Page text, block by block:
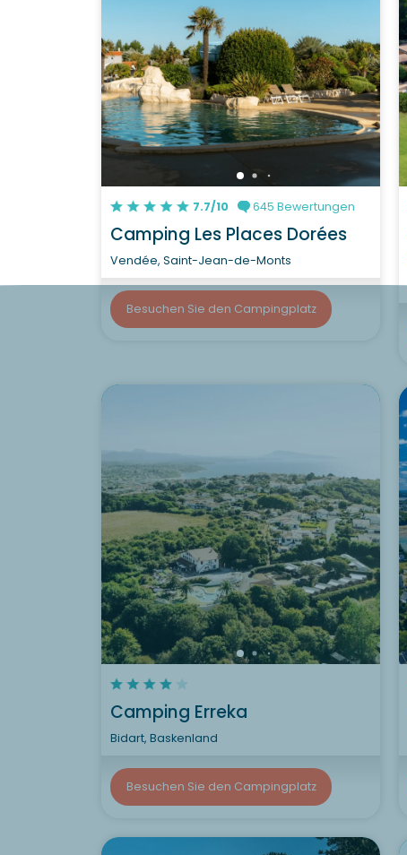
7.7/10 645 Bewertungen
Camping Les Places Dorées
Vendée, Saint-Jean-de-Monts
Besuchen Sie den Campingplatz
Camping Erreka
Bidart, Baskenland
Besuchen Sie den Campingplatz